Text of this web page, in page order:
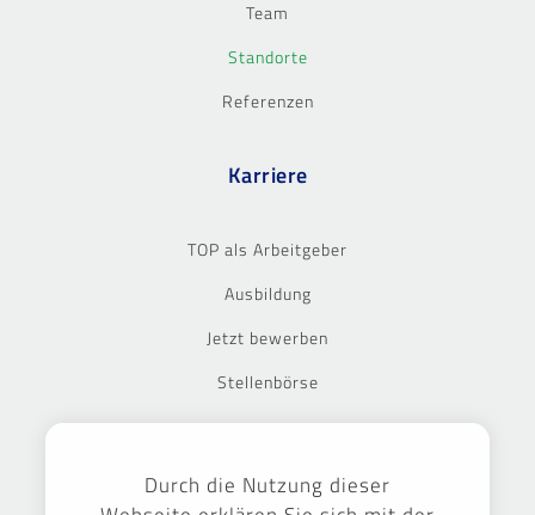
Team
Standorte
Referenzen
Karriere
TOP als Arbeitgeber
Ausbildung
Jetzt bewerben
Stellenbörse
Durch die Nutzung dieser